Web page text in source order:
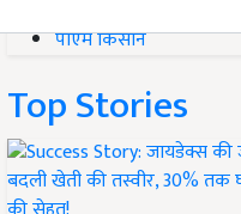
पीएम किसान
Top Stories